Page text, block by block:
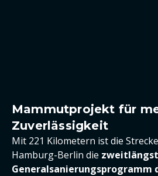
Mammutprojekt für
Zuverlässigkeit
Mit 221 Kilometern ist die
Hamburg-Berlin die
Generalsanierungsprogramm